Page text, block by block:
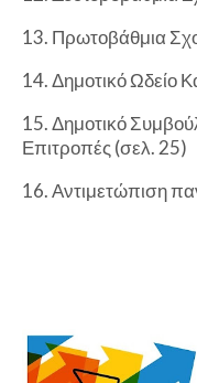
13. Πρωτοβάθμια
14. Δημοτικό Ωδείο
15. Δημοτικό
Επιτροπές (σελ. 25)
16. Αντιμετώπιση